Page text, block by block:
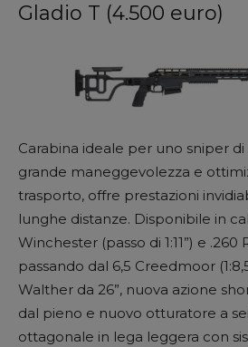
Gladio T (4.500 euro)
Carabina ideale per uno sniper
grande maneggevolezza e
trasporto, offre prestazioni
lunghe distanze. Disponibile in
Winchester (passo di 1:11”) e .260
passando dal 6,5 Creedmoor
Walther da 26”, nuova azione
dal pieno e nuovo otturatore a
ottagonale in lega leggera con